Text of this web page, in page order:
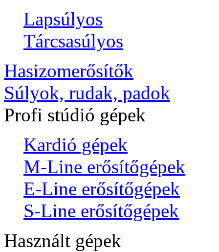
Lapsúlyos
Tárcsasúlyos
Hasizomerősítők
Súlyok, rudak, padok
Profi stúdió gépek
Kardió gépek
M-Line erősítőgépek
E-Line erősítőgépek
S-Line erősítőgépek
Használt gépek